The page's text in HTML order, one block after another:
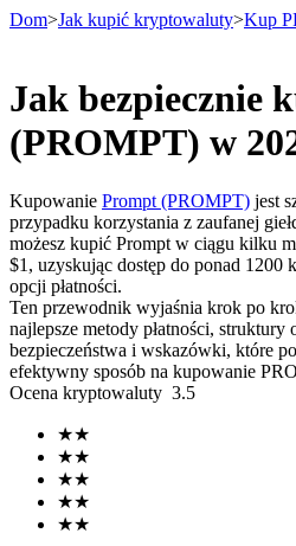
Kontrakty terminowe
Kontrakty terminowe na USDT
Kontrakty futures
Dom>Jak kupić kryptowaluty>Kup
Jak bezpiecznie
(PROMPT) w
Kupowanie Prompt (PROMPT) jest
przypadku korzystania z zaufanej
możesz kupić Prompt w ciągu kilku
$1, uzyskując dostęp do ponad
opcji płatności.
Ten przewodnik wyjaśnia krok po
najlepsze metody płatności, struktury
bezpieczeństwa i wskazówki, które
efektywny sposób na kupowanie
Ocena kryptowaluty 3.5
★★
★★
★★
★★
★★